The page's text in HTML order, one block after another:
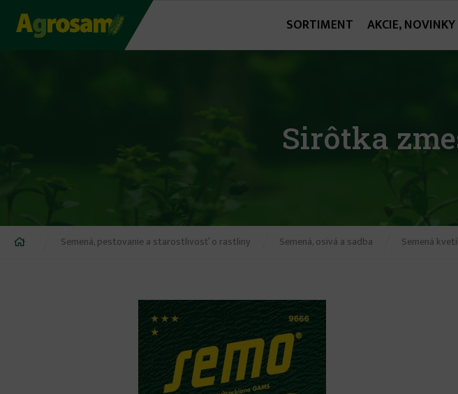
Jump
SORTIMENT AKCIE, NOVINKY
Sirôtka
NachádzateSemená, pestovanie a starostlivosť o rastliny Semená, osivá a sadba Semená